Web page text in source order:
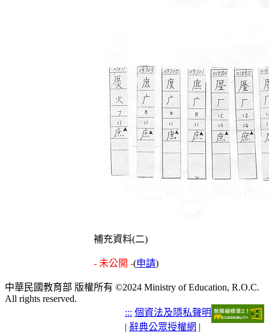
補充資料(二)
- 未公開 -(申請)
中華民國教育部 版權所有 ©2024 Ministry of Education, R.O.C.
All rights reserved.
::: 個資法及隱私聲明
| 辭典公眾授權網 |